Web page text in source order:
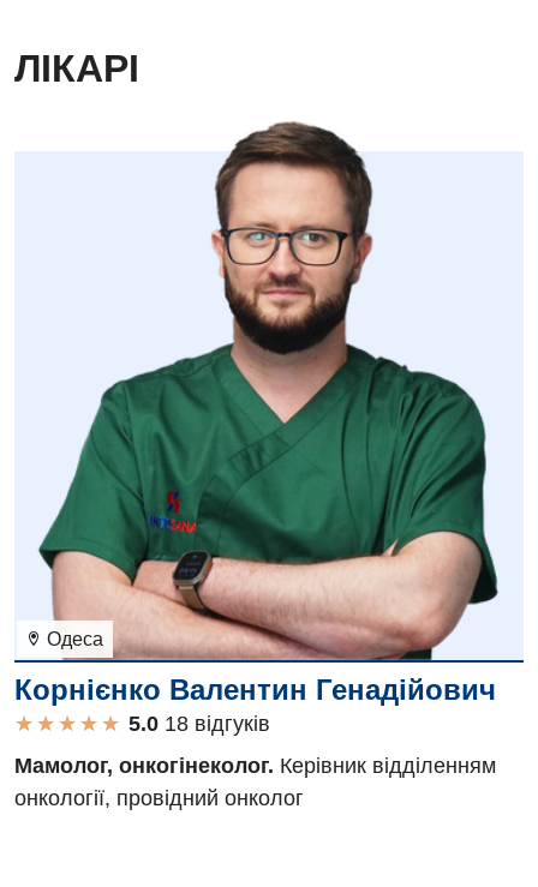
ЛІКАРІ
Одеса
Корнієнко Валентин Генадійович
★
★
★
★
★
★ ★ ★ ★ ★
18 вiдгукiв
Мамолог, онкогінеколог. Керівник відділенням
онкології, провідний онколог